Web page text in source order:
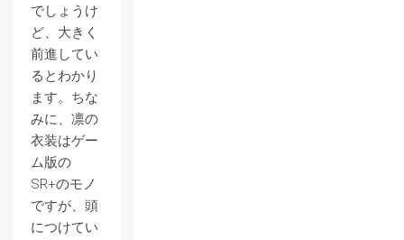
でしょうけ
ど、大きく
前進してい
るとわかり
ます。ちな
みに、凛の
衣装はゲー
ム版の
SR+のモノ
ですが、頭
につけてい